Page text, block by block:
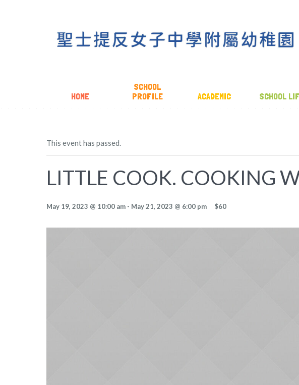
HOME
SCHOOL
PROFILE
ACADEMIC SCHOOL
This event has passed.
LITTLE COOK. COOKING
May 19, 2023 @ 10:00 am - May 21, 2023 @ 6:00 pm $60